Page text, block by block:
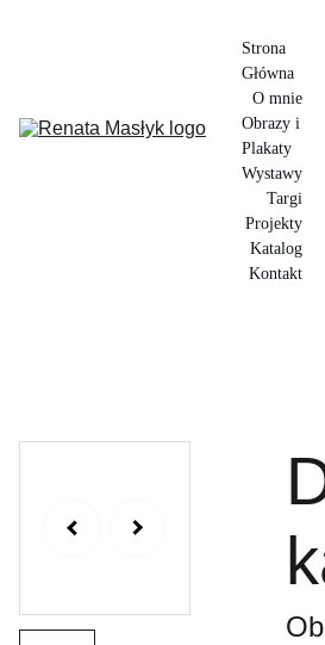
Strona
Główna
O mnie
Obrazy i
Plakaty
Wystawy
Targi
Projekty
Katalog
Kontakt